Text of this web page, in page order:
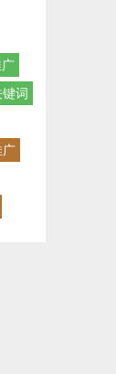
词
广